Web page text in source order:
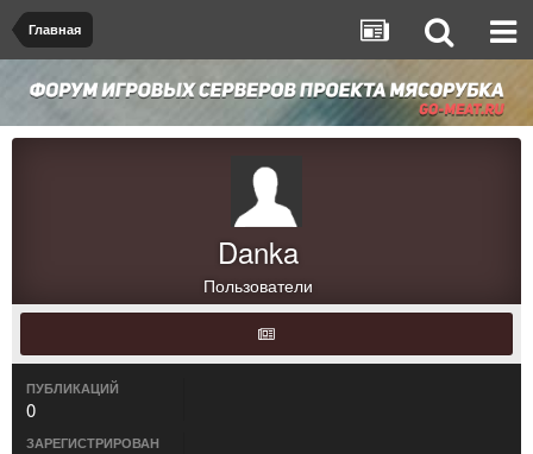
Главная
Danka
Пользователи
ПУБЛИКАЦИЙ
0
ЗАРЕГИСТРИРОВАН